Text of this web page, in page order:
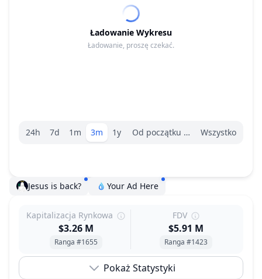
Ładowanie Wykresu
Ładowanie, proszę czekać.
Wybór zakresu.
24h 7d 1m 3m 1y Od początku rokuWszystko
Jesus is back? Your Ad Here
Kapitalizacja Rynkowa
$3.26 M
Ranga #1655
FDV
$5.91 M
Ranga #1423
Pokaż Statystyki